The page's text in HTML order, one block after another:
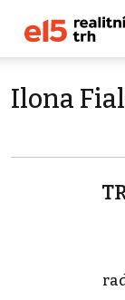
Ilona